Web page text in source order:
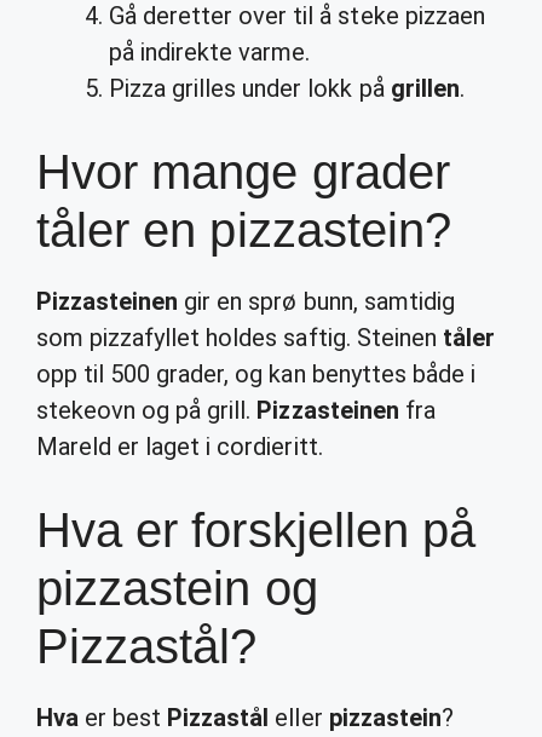
Gå deretter over til å steke pizzaen
på indirekte varme.
Pizza grilles under lokk på grillen.
Hvor mange grader
tåler en pizzastein?
Pizzasteinen gir en sprø bunn, samtidig
som pizzafyllet holdes saftig. Steinen tåler
opp til 500 grader, og kan benyttes både i
stekeovn og på grill. Pizzasteinen fra
Mareld er laget i cordieritt.
Hva er forskjellen på
pizzastein og
Pizzastål?
Hva er best Pizzastål eller pizzastein?